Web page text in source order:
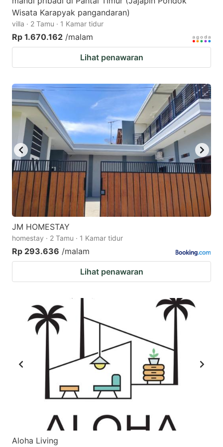
Wisata Karapyak pangandaran)
villa · 2 Tamu · 1 Kamar tidur
Rp 1.670.162 /malam
Lihat penawaran
JM HOMESTAY
homestay · 2 Tamu · 1 Kamar tidur
Rp 293.636 /malam
Lihat penawaran
Aloha Living